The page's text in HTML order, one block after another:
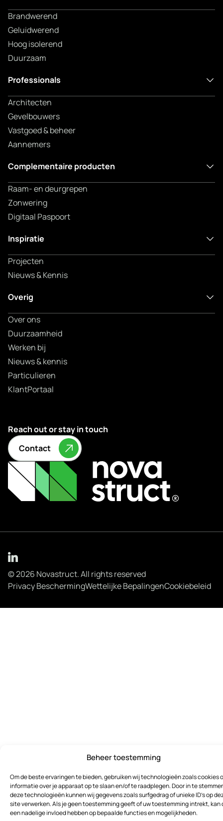
Beheer toestemming
Om de beste ervaringen te bieden, gebruiken wij technologieën zoals cookies
informatie over je apparaat op te slaan en/of te raadplegen. Door in te
deze technologieën kunnen wij gegevens zoals surfgedrag of unieke ID's op
site verwerken. Als je geen toestemming geeft of uw toestemming intrekt, kan
een nadelige invloed hebben op bepaalde functies en mogelijkheden.
Brandwerend
Geluidwerend
Hoog isolerend
Duurzaam
Professionals
Architecten
Gevelbouwers
Vastgoed & beheer
Aannemers
Complementaire producten
Raam- en deurgrepen
Zonwering
Digitaal Paspoort
Inspiratie
Projecten
Nieuws & Kennis
Overig
Over ons
Duurzaamheid
Werken bij
Nieuws & kennis
Particulieren
KlantPortaal
Reach out or stay in touch
Contact
© 2026 Novastruct. All rights reserved
Privacy BeschermingWettelijke BepalingenCookiebeleid